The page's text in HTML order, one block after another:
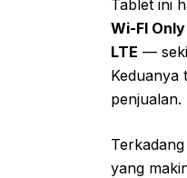
Tablet ini
Wi-FI Only
LTE —
Keduanya
penjualan.
yang